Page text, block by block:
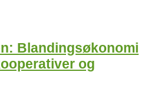
Blandingsøkonomi
og